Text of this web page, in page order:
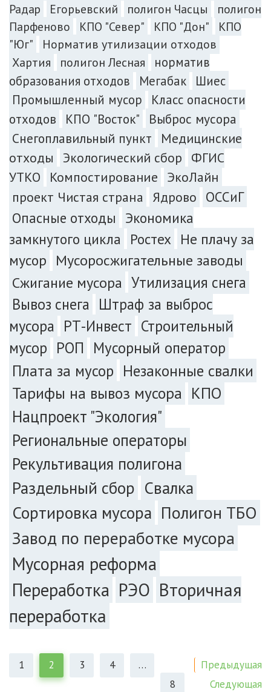
Радар
Егорьевский полигон Часцы
полигон
Парфеново
КПО "Север" КПО "Дон"
КПО
"Юг"
Норматив утилизации отходов
Хартия
полигон Лесная
норматив
образования отходов
Мегабак
Шиес
Промышленный мусор
Класс опасности
отходов
КПО "Восток"
Выброс мусора
Снегоплавильный пункт
Медицинские
отходы
Экологический сбор
ФГИС
УТКО
Компостирование
ЭкоЛайн
проект Чистая страна
Ядрово
ОССиГ
Опасные отходы
Экономика
замкнутого цикла
Ростех Не плачу за
мусор Мусоросжигательные заводы
Сжигание мусора Утилизация снега
Вывоз снега Штраф за выброс
мусора РТ-Инвест Строительный
мусор РОП Мусорный оператор
Плата за мусор Незаконные свалки
Тарифы на вывоз мусора КПО
Нацпроект "Экология"
Региональные операторы
Рекультивация полигона
Раздельный сбор Свалка
Сортировка мусора Полигон ТБО
Завод по переработке мусора
Мусорная реформа
Переработка РЭО Вторичная
переработка
Предыдущая
1 2 3 4
…
8
Следующая